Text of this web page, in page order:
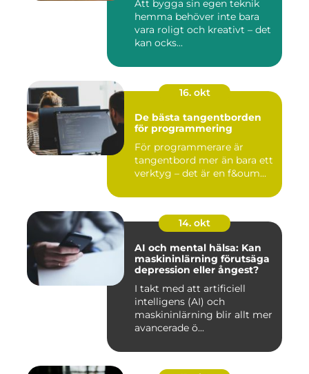
Att bygga sin egen teknik
hemma behöver inte bara
vara roligt och kreativt – det
kan ocks...
16. okt
De bästa tangentborden
för programmering
För programmerare är
tangentbord mer än bara ett
verktyg – det är en f&oum...
14. okt
AI och mental hälsa: Kan
maskininlärning förutsäga
depression eller ångest?
I takt med att artificiell
intelligens (AI) och
maskininlärning blir allt mer
avancerade ö...